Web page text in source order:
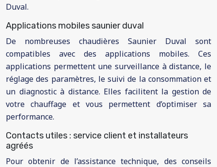
Duval.
Applications mobiles saunier duval
De nombreuses chaudières Saunier Duval sont
compatibles avec des applications mobiles. Ces
applications permettent une surveillance à distance, le
réglage des paramètres, le suivi de la consommation et
un diagnostic à distance. Elles facilitent la gestion de
votre chauffage et vous permettent d’optimiser sa
performance.
Contacts utiles : service client et installateurs
agréés
Pour obtenir de l’assistance technique, des conseils